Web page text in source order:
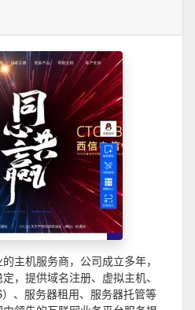
主机服务商，公司成立多年，
，提供域名注册、虚拟主机、
、服务器租用、服务器托管等